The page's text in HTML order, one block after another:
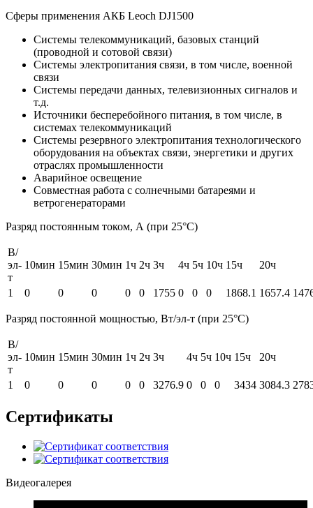
Сферы применения АКБ Leoch DJ1500
Системы телекоммуникаций, базовых станций
(проводной и сотовой связи)
Системы электропитания связи, в том числе, военной
связи
Системы передачи данных, телевизионных сигналов и
т.д.
Источники бесперебойного питания, в том числе, в
системах телекоммуникаций
Системы резервного электропитания технологического
оборудования на объектах связи, энергетики и других
отраслях промышленности
Аварийное освещение
Совместная работа с солнечными батареями и
ветрогенераторами
Разряд постоянным током, А (при 25°С)
В/
эл-
т
10мин 15мин 30мин 1ч 2ч 3ч 4ч 5ч 10ч 15ч 20ч
1 0 0 0 0 0 1755 0 0 0 1868.1 1657.4
Разряд постоянной мощностью, Вт/эл-т (при 25°С)
В/
эл-
т
10мин 15мин 30мин 1ч 2ч 3ч 4ч 5ч 10ч 15ч 20ч
1 0 0 0 0 0 3276.9 0 0 0 3434 3084.3
Сертификаты
Видеогалерея